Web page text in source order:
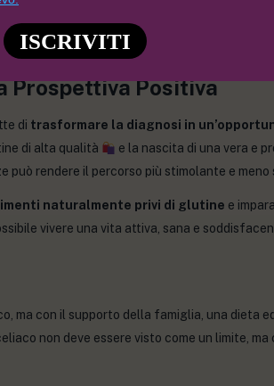
ISCRIVITI
aperta con i propri cari, insieme al
ed equilibrio
.
Prospettiva Positiva
di trasformare la diagnosi in
di alta qualità e la nascita di una vera e
può rendere il percorso più stimolante e meno
naturalmente privi di glutine e
vivere una vita attiva, sana e
ma con il supporto della famiglia, una dieta
non deve essere visto come un limite,